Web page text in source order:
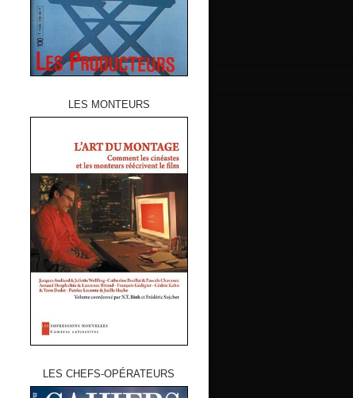
LES MONTEURS
LES CHEFS-OPÉRATEURS